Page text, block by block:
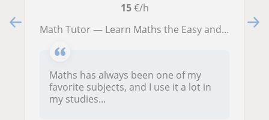
15€/h
Math Tutor — Learn Maths the Easy and Confident Way
Maths has always been one of my
favorite subjects, and I use it a lot in
my studies...